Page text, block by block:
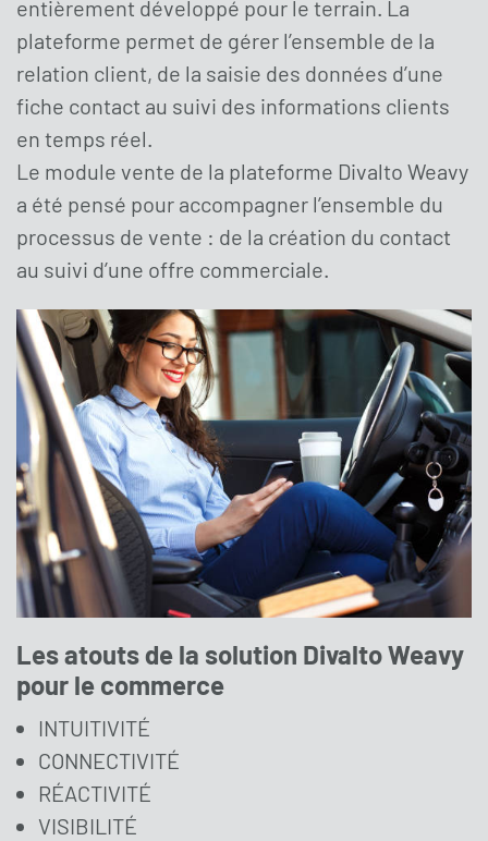
entièrement développé pour le terrain. La
plateforme permet de gérer l’ensemble de la
relation client, de la saisie des données d’une
fiche contact au suivi des informations clients
en temps réel.
Le module vente de la plateforme Divalto Weavy
a été pensé pour accompagner l’ensemble du
processus de vente : de la création du contact
au suivi d’une offre commerciale.
Les atouts de la solution Divalto Weavy
pour le commerce
INTUITIVITÉ
CONNECTIVITÉ
RÉACTIVITÉ
VISIBILITÉ